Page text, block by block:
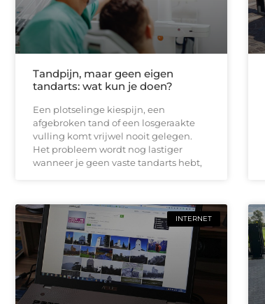
Tandpijn, maar geen eigen
tandarts: wat kun je doen?
Een plotselinge kiespijn, een
afgebroken tand of een losgeraakte
vulling komt vrijwel nooit gelegen.
Het probleem wordt nog lastiger
wanneer je geen vaste tandarts hebt,
INTERNET